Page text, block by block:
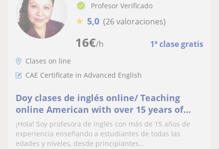
16€/h 1ª clase gratis
Profesor Verificado
★ 5,0 (26 valoraciones)
Clases on line
CAE Certificate in Advanced English
Doy clases de inglés online/ Teaching
online American with over 15 years of
experience B2/C1/C2/IELTS/Aptis/Business
¡Hola! Soy profesora de inglés con más de 15 años de
experiencia enseñando a estudiantes de todas las
edades y niveles, desde principiantes...